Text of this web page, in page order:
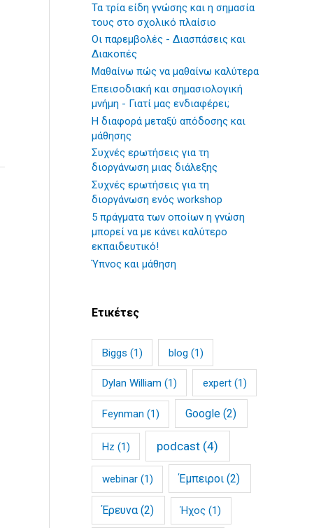
Τα τρία είδη γνώσης και η σημασία
τους στο σχολικό πλαίσιο
Οι παρεμβολές - Διασπάσεις και
Διακοπές
Mαθαίνω πώς να μαθαίνω καλύτερα
Επεισοδιακή και σημασιολογική
μνήμη - Γιατί μας ενδιαφέρει;
Η διαφορά μεταξύ απόδοσης και
μάθησης
Συχνές ερωτήσεις για τη
διοργάνωση μιας διάλεξης
Συχνές ερωτήσεις για τη
διοργάνωση ενός workshop
5 πράγματα των οποίων η γνώση
μπορεί να με κάνει καλύτερο
εκπαιδευτικό!
Ύπνος και μάθηση
Ετικέτες
Biggs (1) blog (1)
Dylan William (1) expert(1)
Feynman (1) Google (2)
Hz (1) podcast (4)
webinar(1) Έμπειροι (2)
Έρευνα(2) Ήχος (1)